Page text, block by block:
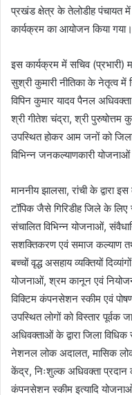
प्रखंड क्षेत्र के तेलोडीह पंचायत
कार्यक्रम का आयोजन किया गया।
इस कार्यक्रम में सचिव (प्रभारी)
सुश्री कुमारी नीतिका के नेतृत्व में
विपिन कुमार यादव पैनल
श्री गीतेश चंद्रा, श्री
उपस्थित होकर आम जनों को जिला
विभिन्न जनकल्याणकारी
माननीय झालसा, रांची के द्वारा
टॉपिक जैसे गिरिडीह जिले के लिए
संचालित विभिन्न योजनाओं,
सशक्तिकरण एवं समाज कल्याण
बच्चों वृद्ध असहाय व्यक्तियों
योजनाओं, श्रम कानून एवं नियोजन
विक्टिम कंपनसेशन स्कीम एवं
उपस्थित लोगों को विस्तार पूर्वक
अधिवक्ताओं के द्वारा जिला
नेशनल लोक अदालत, मासिक
केंद्र, निःशुल्क अधिवक्ता प्रदान
कंपनसेशन स्कीम इत्यादि